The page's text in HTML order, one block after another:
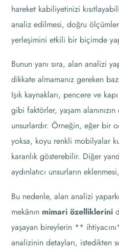
hareket kabiliyetinizi
analiz edilmesi, doğru
yerleşimini etkili bir biçimde
Bunun yanı sıra, alan analizi
dikkate almamanız gereken
Işık kaynakları, pencere ve
gibi faktörler, yaşam
unsurlardır. Örneğin, eğer bir
yoksa, koyu renkli mobilyalar
karanlık gösterebilir. Diğer
aydınlatıcı unsurların
Bu nedenle, alan analizi
mekânın mimari özelliklerini
yaşayan bireylerin **
analizinin detayları, istedikten